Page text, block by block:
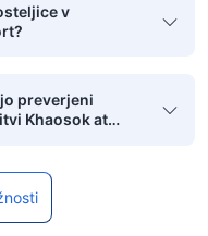
v
preverjeni
Khaosok at